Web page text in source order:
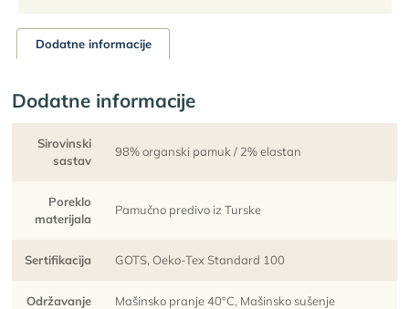
Dodatne informacije
Dodatne informacije
Sirovinski
sastav
98% organski pamuk / 2% elastan
Poreklo
materijala
Pamučno predivo iz Turske
Sertifikacija GOTS, Oeko-Tex Standard 100
Održavanje Mašinsko pranje 40°C, Mašinsko sušenje